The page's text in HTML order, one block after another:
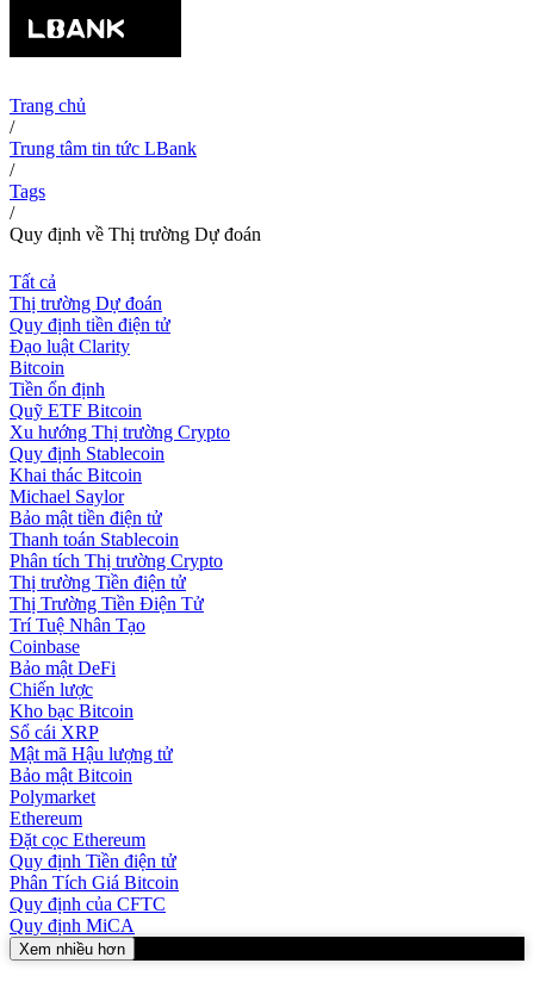
Trang chủ
/
Trung tâm tin tức LBank
/
Tags
/
Quy định về Thị trường Dự đoán
Tất cả
Thị trường Dự đoán
Quy định tiền điện tử
Đạo luật Clarity
Bitcoin
Tiền ổn định
Quỹ ETF Bitcoin
Xu hướng Thị trường Crypto
Quy định Stablecoin
Khai thác Bitcoin
Michael Saylor
Bảo mật tiền điện tử
Thanh toán Stablecoin
Phân tích Thị trường Crypto
Thị trường Tiền điện tử
Thị Trường Tiền Điện Tử
Trí Tuệ Nhân Tạo
Coinbase
Bảo mật DeFi
Chiến lược
Kho bạc Bitcoin
Sổ cái XRP
Mật mã Hậu lượng tử
Bảo mật Bitcoin
Polymarket
Ethereum
Đặt cọc Ethereum
Quy định Tiền điện tử
Phân Tích Giá Bitcoin
Quy định của CFTC
Quy định MiCA
Xem nhiều hơn